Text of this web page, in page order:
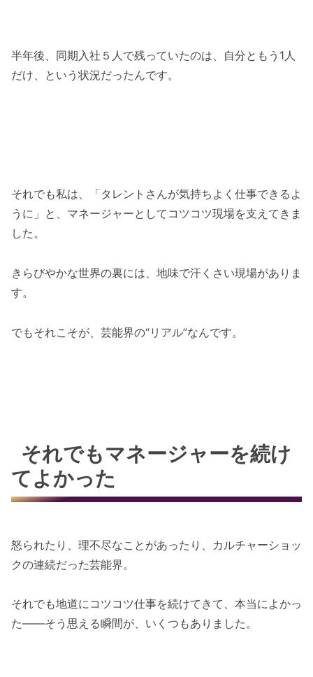
半年後、同期入社５人で残っていたのは、自分ともう1人
だけ、という状況だったんです。
それでも私は、「タレントさんが気持ちよく仕事できるよ
うに」と、マネージャーとしてコツコツ現場を支えてきま
した。
きらびやかな世界の裏には、地味で汗くさい現場がありま
す。
でもそれこそが、芸能界の“リアル”なんです。
それでもマネージャーを続け
てよかった
怒られたり、理不尽なことがあったり、カルチャーショッ
クの連続だった芸能界。
それでも地道にコツコツ仕事を続けてきて、本当によかっ
た——そう思える瞬間が、いくつもありました。